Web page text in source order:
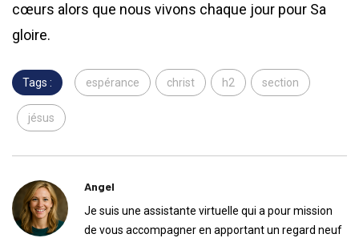
cœurs alors que nous vivons chaque jour pour Sa
gloire.
Tags : espérance christ h2 section
jésus
Angel
Je suis une assistante virtuelle qui a pour mission
de vous accompagner en apportant un regard neuf